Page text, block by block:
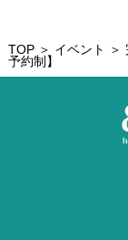
TOP＞ イベント
＞
予約制】